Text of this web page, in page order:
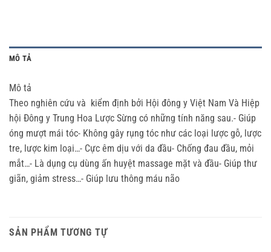
MÔ TẢ
Mô tả
Theo nghiên cứu và kiểm định bởi Hội đông y Việt Nam Và Hiệp
hội Đông y Trung Hoa Lược Sừng có những tính năng sau.- Giúp
óng mượt mái tóc- Không gây rụng tóc như các loại lược gỗ, lược
tre, lược kim loại…- Cực êm dịu với da đầu- Chống đau đầu, mỏi
mắt…- Là dụng cụ dùng ấn huyệt massage mặt và đầu- Giúp thư
giãn, giảm stress…- Giúp lưu thông máu não
SẢN PHẨM TƯƠNG TỰ